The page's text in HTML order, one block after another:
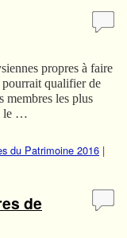
propres à faire
pourrait qualifier de
membres les plus
le …
du Patrimoine 2016 |
de